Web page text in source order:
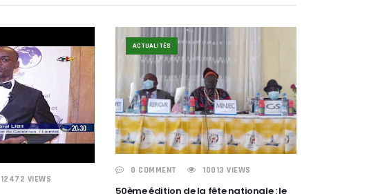
12472 VIEWS
ACTUALITÉS
0 COMMENT 10013 VIEWS
50ème édition de la fête nationale : le